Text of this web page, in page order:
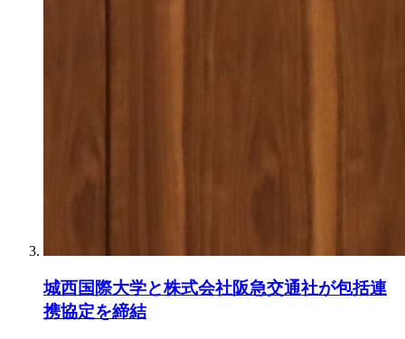
城西国際大学と株式会社阪急交通社が包括連
携協定を締結